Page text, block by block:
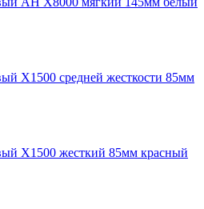
X1500 средней жесткости 85мм
X1500 жесткий 85мм красный